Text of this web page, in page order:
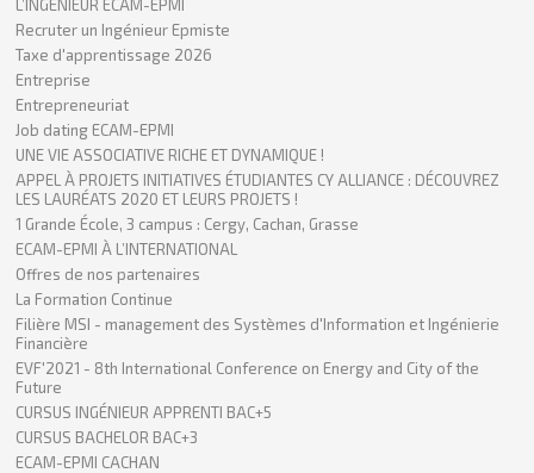
L’INGÉNIEUR ECAM-EPMI
Recruter un Ingénieur Epmiste
Taxe d'apprentissage 2026
Entreprise
Entrepreneuriat
Job dating ECAM-EPMI
UNE VIE ASSOCIATIVE RICHE ET DYNAMIQUE !
APPEL À PROJETS INITIATIVES ÉTUDIANTES CY ALLIANCE : DÉCOUVREZ
LES LAURÉATS 2020 ET LEURS PROJETS !
1 Grande École, 3 campus : Cergy, Cachan, Grasse
ECAM-EPMI À L’INTERNATIONAL
Offres de nos partenaires
La Formation Continue
Filière MSI - management des Systèmes d'Information et Ingénierie
Financière
EVF'2021 - 8th International Conference on Energy and City of the
Future
CURSUS INGÉNIEUR APPRENTI BAC+5
CURSUS BACHELOR BAC+3
ECAM-EPMI CACHAN